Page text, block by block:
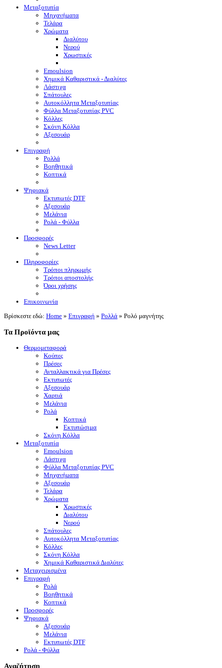
Μεταξοτυπία
Μηχανήματα
Τελάρα
Χρώματα
Διαλύτου
Νερού
Χρωστικές
Emoulsion
Χημικά Καθαριστικά - Διαλύτες
Λάστιχα
Σπάτουλες
Αυτοκόλλητα Μεταξοτυπίας
Φύλλα Μεταξοτυπίας PVC
Κόλλες
Σκόνη Κόλλα
Αξεσουάρ
Επιγραφή
Ρολλά
Βοηθητικά
Κοπτικά
Ψηφιακά
Eκτυπωτές DTF
Αξεσουάρ
Μελάνια
Ρολά - Φύλλα
Προσφορές
News Letter
Πληροφορίες
Τρόποι πληρωμής
Τρόποι αποστολής
Όροι χρήσης
Επικοινωνία
Βρίσκεστε εδώ: Home » Επιγραφή » Ρολλά » Ρολό μαγνήτης
Τα Προϊόντα μας
Θερμομεταφορά
Κούπες
Πρέσες
Ανταλλακτικά για Πρέσες
Εκτυπωτές
Αξεσουάρ
Χαρτιά
Μελάνια
Ρολά
Κοπτικά
Εκτυπώσιμα
Σκόνη Κόλλα
Μεταξοτυπία
Emoulsion
Λάστιχα
Φύλλα Μεταξοτυπίας PVC
Μηχανήματα
Αξεσουάρ
Τελάρα
Χρώματα
Χρωστικές
Διαλύτου
Νερού
Σπάτουλες
Αυτοκόλλητα Μεταξοτυπίας
Κόλλες
Σκόνη Κόλλα
Χημικά Καθαριστικά Διαλύτες
Μεταχειρισμένα
Επιγραφή
Ρολά
Βοηθητικά
Κοπτικά
Προσφορές
Ψηφιακά
Αξεσουάρ
Μελάνια
Eκτυπωτές DTF
Ρολά - Φύλλα
Αναζήτηση